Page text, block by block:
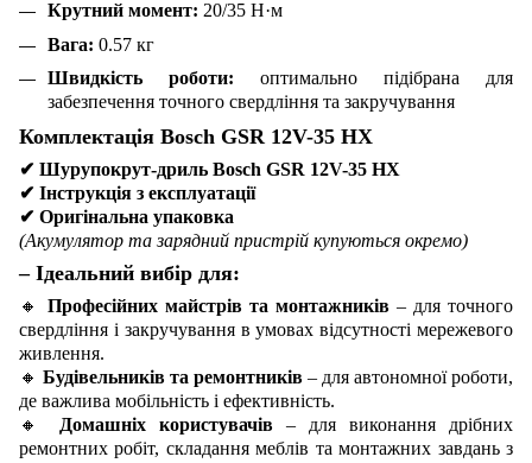
Крутний момент: 20/35 Н·м
Вага: 0.57 кг
Швидкість роботи: оптимально підібрана для
забезпечення точного свердління та закручування
Комплектація Bosch GSR 12V-35 HX
✔ Шурупокрут-дриль Bosch GSR 12V-35 HX
✔ Інструкція з експлуатації
✔ Оригінальна упаковка
(Акумулятор та зарядний пристрій купуються окремо)
– Ідеальний вибір для:
🔸 Професійних майстрів та монтажників – для точного
свердління і закручування в умовах відсутності мережевого
живлення.
🔸 Будівельників та ремонтників – для автономної роботи,
де важлива мобільність і ефективність.
🔸
Домашніх користувачів – для виконання дрібних
ремонтних робіт, складання меблів та монтажних завдань з